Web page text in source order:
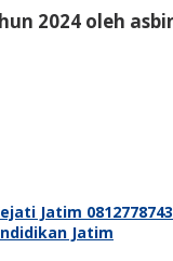
2024 oleh
Jatim
Jatim